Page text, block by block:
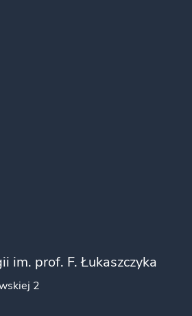
im. prof. F. Łukaszczyka
2